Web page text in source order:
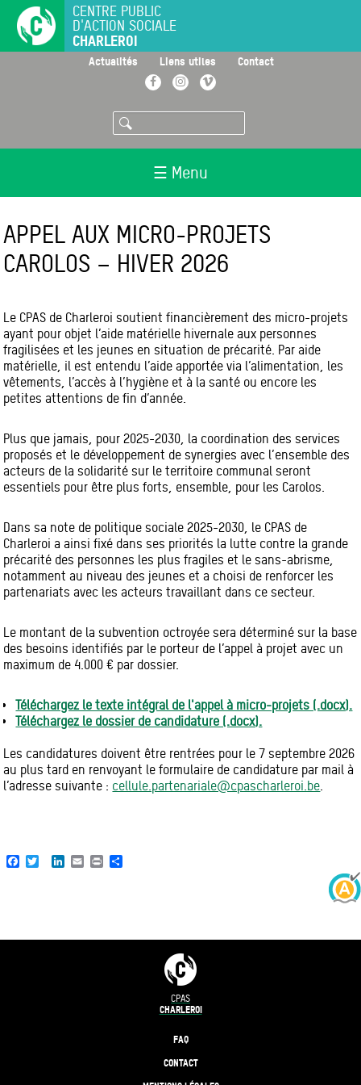
principal
CENTRE PUBLIC
D'ACTION SOCIALE
CHARLEROI
Actualités Liens utiles Contact
FacebookInstagramVimeo
Rechercher
☰ Menu
APPEL AUX MICRO-PROJETS
CAROLOS – HIVER 2026
Le CPAS de Charleroi soutient financièrement des micro-projets
ayant pour objet l’aide matérielle hivernale aux personnes
fragilisées et les jeunes en situation de précarité. Par aide
matérielle, il est entendu l’aide apportée via l’alimentation, les
vêtements, l’accès à l’hygiène et à la santé ou encore les
petites attentions de fin d’année.
Plus que jamais, pour 2025-2030, la coordination des services
proposés et le développement de synergies avec l’ensemble des
acteurs de la solidarité sur le territoire communal seront
essentiels pour être plus forts, ensemble, pour les Carolos.
Dans sa note de politique sociale 2025-2030, le CPAS de
Charleroi a ainsi fixé dans ses priorités la lutte contre la grande
précarité des personnes les plus fragiles et le sans-abrisme,
notamment au niveau des jeunes et a choisi de renforcer les
partenariats avec les acteurs travaillant dans ce secteur.
Le montant de la subvention octroyée sera déterminé sur la base
des besoins identifiés par le porteur de l’appel à projet avec un
maximum de 4.000 € par dossier.
Téléchargez le texte intégral de l'appel à micro-projets (.docx).
Téléchargez le dossier de candidature (.docx).
Les candidatures doivent être rentrées pour le 7 septembre 2026
au plus tard en renvoyant le formulaire de candidature par mail à
l’adresse suivante : cellule.partenariale@cpascharleroi.be.
Facebook
TwitterLinkedIn
EmailPrint
CPAS
CHARLEROI
FAQ
CONTACT